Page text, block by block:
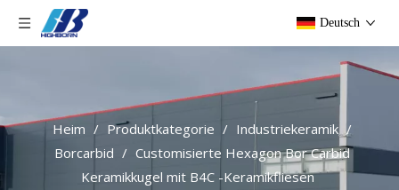
Deutsch
Heim / Produktkategorie / Industriekeramik /
Borcarbid / Customisierte Hexagon Bor Carbid
Keramikkugel mit B4C -Keramikfliesen